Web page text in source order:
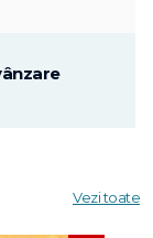
Vezi toate